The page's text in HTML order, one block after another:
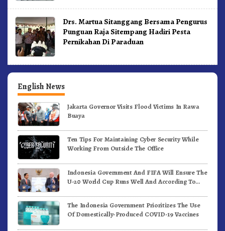
Drs. Martua Sitanggang Bersama Pengurus
Punguan Raja Sitempang Hadiri Pesta
Pernikahan Di Paraduan
English News
Jakarta Governor Visits Flood Victims In Rawa
Buaya
Ten Tips For Maintaining Cyber Security While
Working From Outside The Office
Indonesia Government And FIFA Will Ensure The
U-20 World Cup Runs Well And According To
The Indonesia Government Prioritizes The Use
Of Domestically-Produced COVID-19 Vaccines